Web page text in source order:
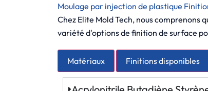
Moulage par injection de plastique
Chez Elite Mold Tech, nous
variété d'options de finition de surface
Matériaux Finitions disponibles